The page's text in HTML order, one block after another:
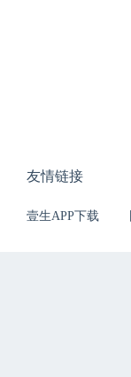
友情链接
壹生APP下载